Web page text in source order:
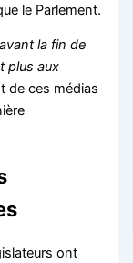
le Parlement.
la fin de
plus aux
de ces médias
ont